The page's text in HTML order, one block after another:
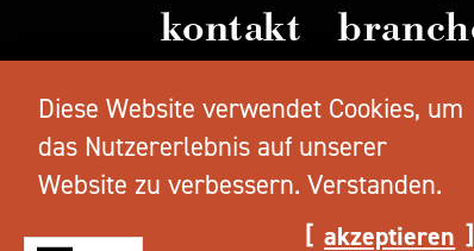
kontakt
videos
© 2026 TravelSalem.com von
Diese Website verwendet Cookies, um
das Nutzererlebnis auf unserer
Website zu verbessern. Verstanden.
akzeptieren